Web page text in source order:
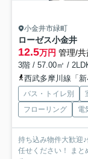
小金井市緑町
ローゼス小金井
12.5万円 管理/
3階 / 57.00㎡ /
西武多摩川線「
バス・トイレ別
フローリング
電
持ち込み物件大歓迎
任せください！ まと